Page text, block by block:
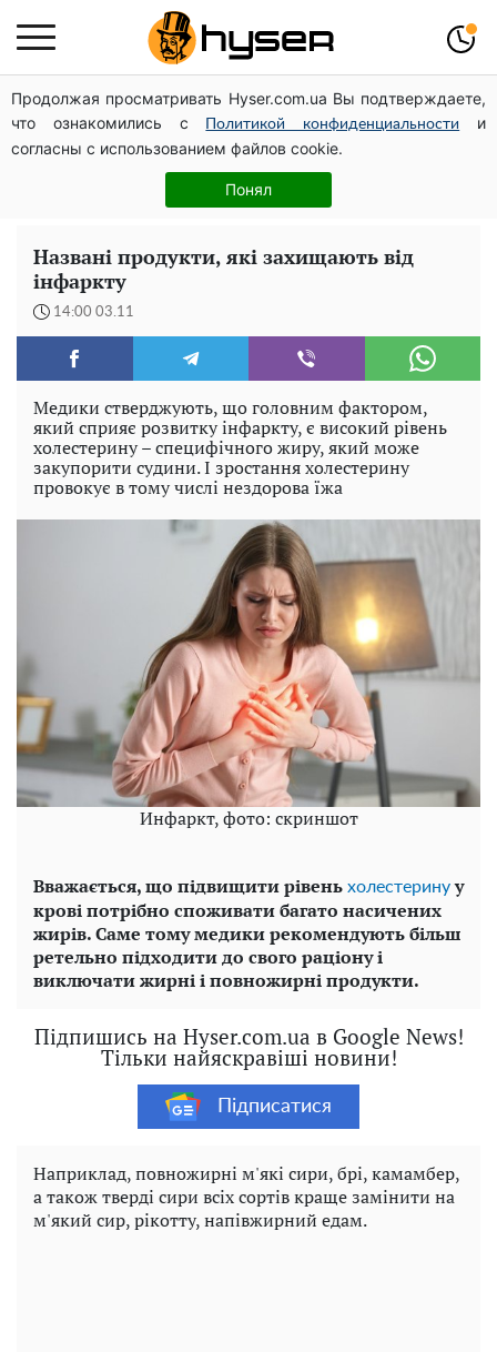
Продолжая просматривать Hyser.com.ua Вы подтверждаете,
что ознакомились с
Политикой конфиденциальности
и
согласны с использованием файлов cookie.
Понял
Посол ОБСЄ вдруге відвідав місце російського удару
по житловому будинку на Подолі
Весь секрет в одній таблетці аспірину: рецепт хрумкої
та соковитої капусти на зиму. Навіть п'яти банок вам
Названі продукти, які захищають від
інфаркту
14:00 03.11
Медики стверджують, що головним фактором,
який сприяє розвитку інфаркту, є високий рівень
холестерину – специфічного жиру, який може
закупорити судини. І зростання холестерину
провокує в тому числі нездорова їжа
Инфаркт, фото: скриншот
Вважається, що підвищити рівень холестеринуу
крові потрібно споживати багато насичених
жирів. Саме тому медики рекомендують більш
ретельно підходити до свого раціону і
виключати жирні і повножирні продукти.
Підпишись на Hyser.com.ua в Google News!
Тільки найяскравіші новини!
Підписатися
Наприклад, повножирні м'які сири, брі, камамбер,
а також тверді сири всіх сортів краще замінити на
м'який сир, рікотту, напівжирний едам.